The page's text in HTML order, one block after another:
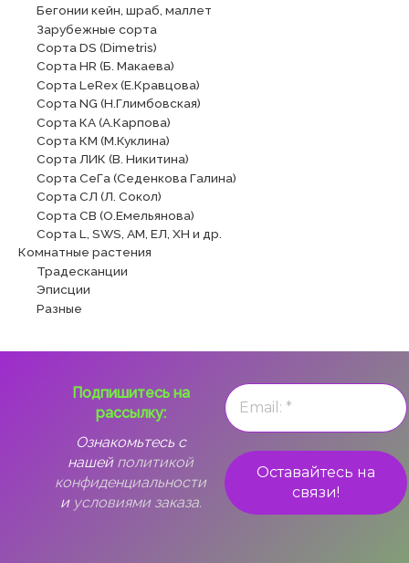
Бегонии кейн, шраб, маллет
Зарубежные сорта
Сорта DS (Dimetris)
Сорта HR (Б. Макаева)
Сорта LeRex (Е.Кравцова)
Сорта NG (Н.Глимбовская)
Сорта КА (А.Карпова)
Сорта КМ (М.Куклина)
Сорта ЛИК (В. Никитина)
Сорта СеГа (Седенкова Галина)
Сорта СЛ (Л. Сокол)
Сорта СВ (О.Емельянова)
Сорта L, SWS, АМ, ЕЛ, ХН и др.
Комнатные растения
Традесканции
Эписции
Разные
Подпишитесь на
рассылку:
Ознакомьтесь с
нашей политикой
конфиденциальности
и условиями заказа.